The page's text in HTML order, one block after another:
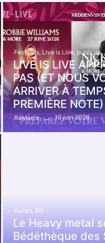
Festivals, Live is Live, publicité
LIVE IS LIVE
PAS (ET NOUS
ARRIVER À
PREMIÈRE NOTE)
ReMarck 10 juin 2026
Autres, BD
Le Heavy metal
Bédéthèque des